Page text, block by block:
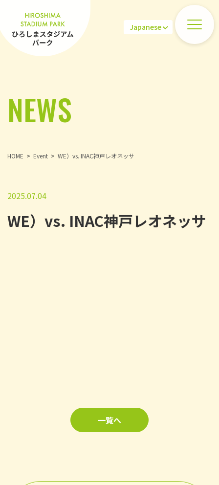
NEWS
HOME Event WE）vs. INAC神戸レオネッサ
2025.07.04
WE）vs. INAC神戸レオネッサ
一覧へ